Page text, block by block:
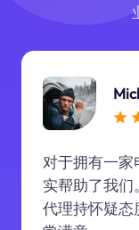
对于拥有一家
实帮助了我们
代理持怀疑态